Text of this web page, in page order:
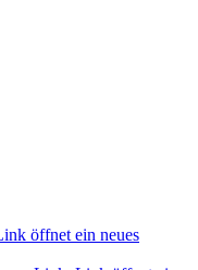
öffnet ein neues